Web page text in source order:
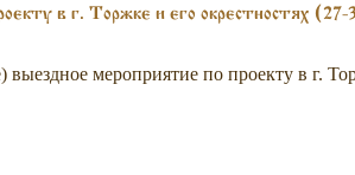
в г. Торжке и его окрестностях (27-
выездное мероприятие по проекту в г.